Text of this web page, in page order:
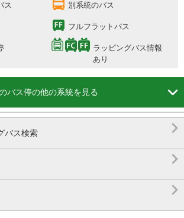
ス 別系統のバス
フルフラットバス
ラッピングバス情報
あり
バス停の他の系統を見る 
バス検索 

